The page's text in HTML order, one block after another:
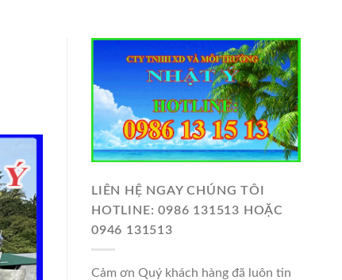
LIÊN HỆ NGAY CHÚNG TÔI
HOTLINE: 0986 131513 HOẶC
0946 131513
Cảm ơn Quý khách hàng đã luôn tin